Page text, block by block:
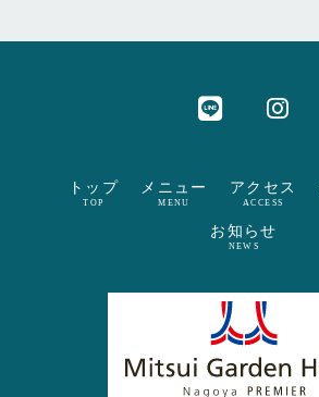
トップ
TOP
メニュー
MENU
アクセス
ACCESS
お知らせ
NEWS